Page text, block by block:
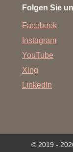
Folgen Sie
Facebook
Instagram
YouTube
Xing
LinkedIn
© 2019 -